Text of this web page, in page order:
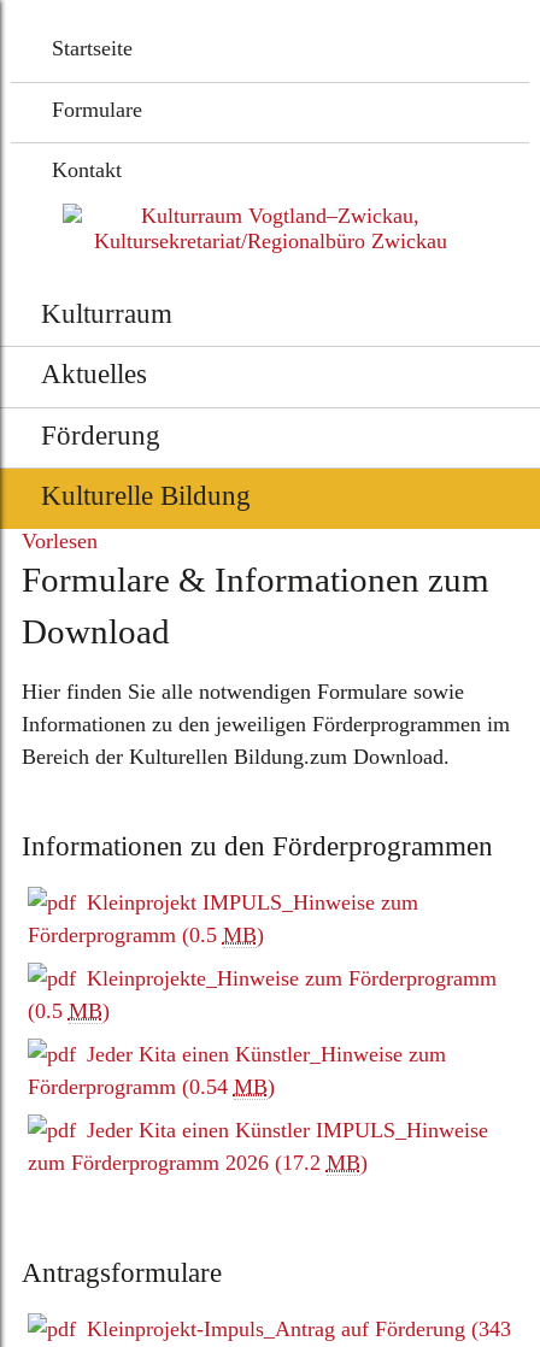
Startseite
Formulare
Kontakt
Kulturraum
Aktuelles
Förderung
Kulturelle Bildung
Vorlesen
Formulare & Informationen zum
Download
Hier finden Sie alle notwendigen Formulare sowie
Informationen zu den jeweiligen Förderprogrammen im
Bereich der Kulturellen Bildung.zum Download.
Informationen zu den Förderprogrammen
Kleinprojekt IMPULS_Hinweise zum
Förderprogramm (0.5 MB)
Kleinprojekte_Hinweise zum Förderprogramm
(0.5 MB)
Jeder Kita einen Künstler_Hinweise zum
Förderprogramm (0.54 MB)
Jeder Kita einen Künstler IMPULS_Hinweise
zum Förderprogramm 2026(17.2 MB)
Antragsformulare
Kleinprojekt-Impuls_Antrag auf Förderung (343